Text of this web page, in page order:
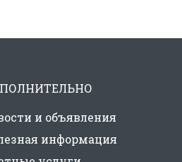
и объявления
информация